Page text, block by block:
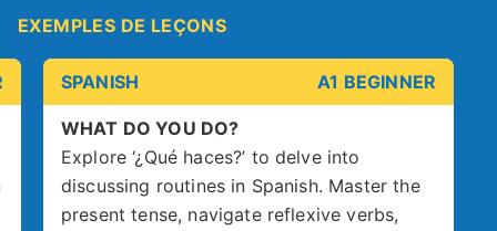
EXEMPLES DE LEÇONS
SPANISH A1 BEGINNER
WHAT DO YOU DO?
Explore ‘¿Qué haces?’ to delve into
discussing routines in Spanish. Master the
present tense, navigate reflexive verbs,